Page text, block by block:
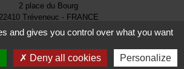
2 place du Bourg
22410 Tréveneuc - FRANCE
+33 2 96 70 84 84
and gives you control over what you want
Deny all cookies Personalize